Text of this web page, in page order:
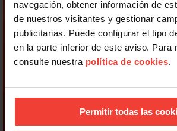
navegación, obtener información de
de nuestros visitantes y gestionar
publicitarias. Puede configurar el tipo
en la parte inferior de este aviso. Para
consulte nuestra política de cookies.
Permitir todas las